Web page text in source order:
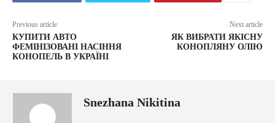
Previous article
КУПИТИ АВТО
ФЕМІНІЗОВАНІ НАСІННЯ
КОНОПЕЛЬ В УКРАЇНІ
Next article
ЯК ВИБРАТИ ЯКІСНУ
КОНОПЛЯНУ ОЛІЮ
Snezhana Nikitina